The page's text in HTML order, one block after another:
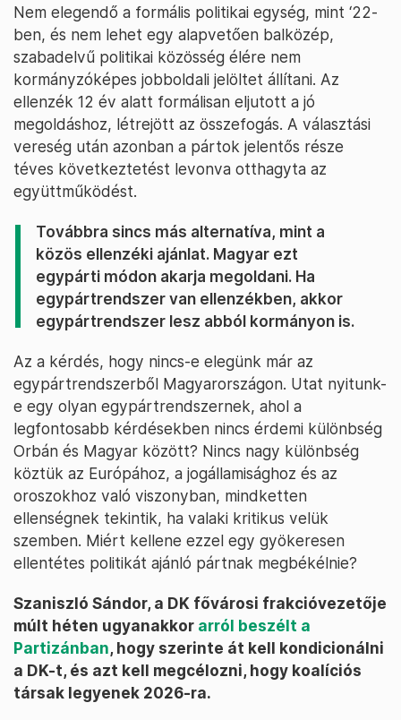
Nem elegendő a formális politikai egység, mint ‘22-
ben, és nem lehet egy alapvetően balközép,
szabadelvű politikai közösség élére nem
kormányzóképes jobboldali jelöltet állítani. Az
ellenzék 12 év alatt formálisan eljutott a jó
megoldáshoz, létrejött az összefogás. A választási
vereség után azonban a pártok jelentős része
téves következtetést levonva otthagyta az
együttműködést.
Továbbra sincs más alternatíva, mint a
közös ellenzéki ajánlat. Magyar ezt
egypárti módon akarja megoldani. Ha
egypártrendszer van ellenzékben, akkor
egypártrendszer lesz abból kormányon is.
Az a kérdés, hogy nincs-e elegünk már az
egypártrendszerből Magyarországon. Utat nyitunk-
e egy olyan egypártrendszernek, ahol a
legfontosabb kérdésekben nincs érdemi különbség
Orbán és Magyar között? Nincs nagy különbség
köztük az Európához, a jogállamisághoz és az
oroszokhoz való viszonyban, mindketten
ellenségnek tekintik, ha valaki kritikus velük
szemben. Miért kellene ezzel egy gyökeresen
ellentétes politikát ajánló pártnak megbékélnie?
Szaniszló Sándor, a DK fővárosi frakcióvezetője
múlt héten ugyanakkor arról beszélt a
Partizánban, hogy szerinte át kell kondicionálni
a DK-t, és azt kell megcélozni, hogy koalíciós
társak legyenek 2026-ra.